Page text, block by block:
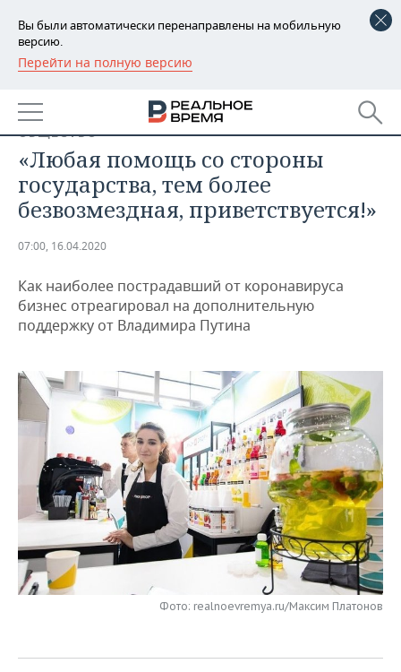
Вы были автоматически перенаправлены на мобильную
версию.
Перейти на полную версию
РЕГИОНЫ
БАШКОРТОСТАН
ТАТАРСТАН
УДМУРТИЯ
НОВОСТИ
АНАЛИТИКА
НОВОСТИ АНАЛИТИКИ
ДЕКЛАРАЦИИ О ДОХОДАХ
ВУЗЫ ТАТАРСТАНА
ТАТАРСТАНА
ЭКОНОМИКА
БАНКИ
ИНВЕСТИЦИИ
ПРОМЫШЛЕННОСТИ
АГРОПРОМ
НЕФТЕХИМИЯ
НЕФТЬ
ОПК
ЭНЕРГЕТИКА
НОВОСТИ НЕДВИЖИМОСТИ
АВТО
НОВОСТИ БИЗНЕСА
РОЗНИЧНАЯ ТОРГОВЛЯ
ТРАНСПОРТ
УСЛУГИ
ТЕХНОЛОГИИ
НОВОСТИ ТЕХНОЛОГИЙ
МЕДИА
ТЕЛЕКОММУНИКАЦИИ
МЕРОПРИЯТИЯ
НОВОСТИ МЕРОПРИЯТИЙ
ВЫЕЗДНАЯ РЕДАКЦИЯ
БИЗНЕС-БРАНЧИ
ONLINE-КОНФЕРЕНЦИИ
СПОРТ
НОВОСТИ СПОРТА
ФУТБОЛ
ХОККЕЙ
ОБЩЕСТВО
НОВОСТИ ОБЩЕСТВА
ВЛАСТЬ
ФОТОГАЛЕРЕЯ
СЮЖЕТЫ
ОБЩЕСТВО
«Любая помощь со стороны
государства, тем более
безвозмездная, приветствуется!»
07:00, 16.04.2020
Как наиболее пострадавший от коронавируса
бизнес отреагировал на дополнительную
поддержку от Владимира Путина
Фото: realnoevremya.ru/Максим Платонов